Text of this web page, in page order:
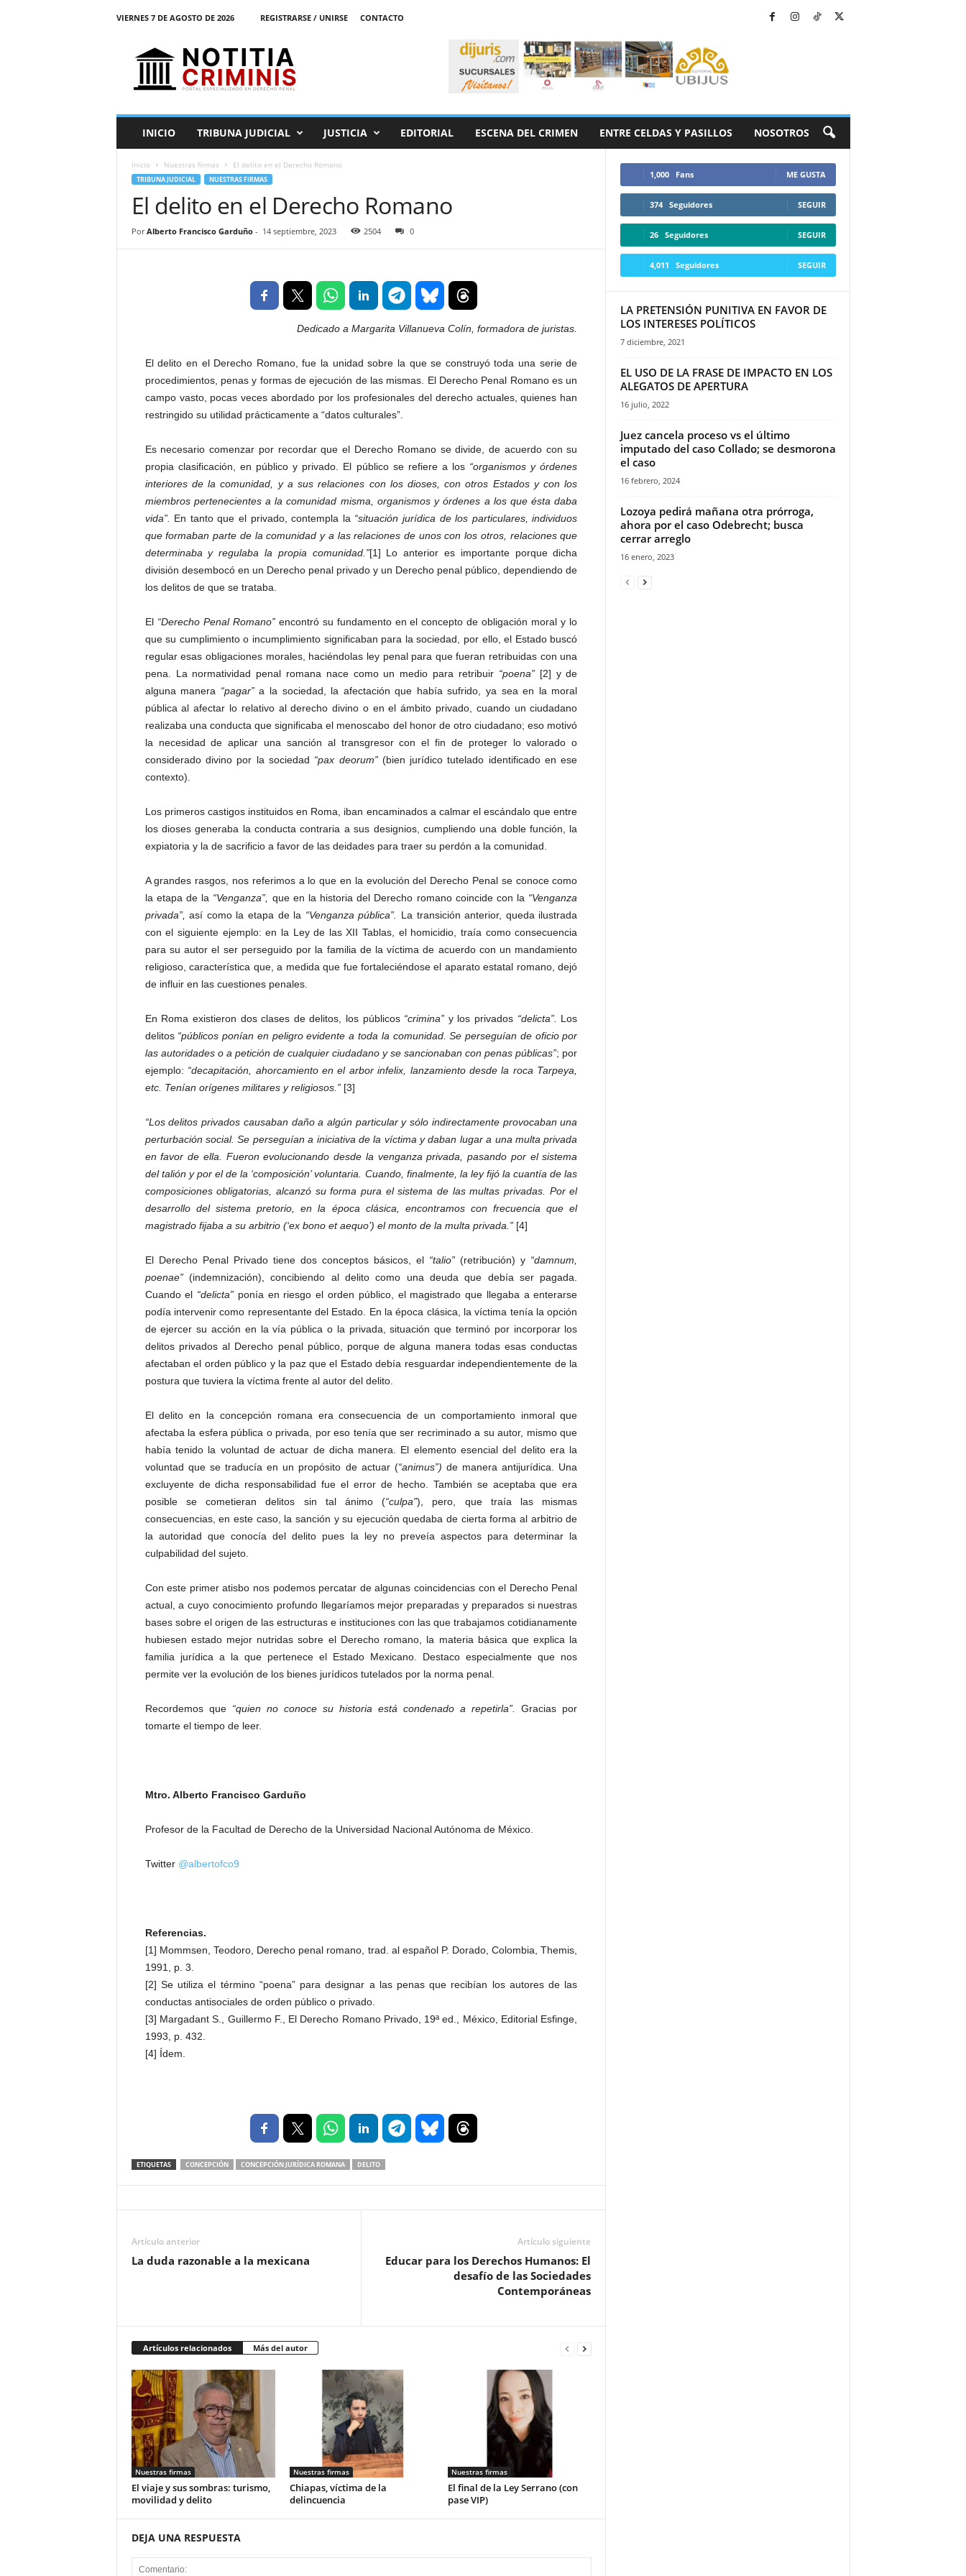
VIERNES 7 DE AGOSTO DE 2026 REGISTRARSE / UNIRSE
CONTACTO
INICIO TRIBUNA JUDICIAL JUSTICIA EDITORIAL ESCENA DEL CRIMEN ENTRE CELDAS Y PASILLOS NOSOTROS
Inicio Nuestras firmas El delito en el Derecho Romano
TRIBUNA JUDICIAL NUESTRAS FIRMAS
El delito en el Derecho Romano
Por Alberto Francisco Garduño- 14 septiembre, 2023 2504 0
Dedicado a Margarita Villanueva Colín, formadora de juristas.
El delito en el Derecho Romano, fue la unidad sobre la que se construyó toda una serie de
procedimientos, penas y formas de ejecución de las mismas. El Derecho Penal Romano es un
campo vasto, pocas veces abordado por los profesionales del derecho actuales, quienes han
restringido su utilidad prácticamente a “datos culturales”.
Es necesario comenzar por recordar que el Derecho Romano se divide, de acuerdo con su
propia clasificación, en público y privado. El público se refiere a los “organismos y órdenes
interiores de la comunidad, y a sus relaciones con los dioses, con otros Estados y con los
miembros pertenecientes a la comunidad misma, organismos y órdenes a los que ésta daba
vida”.
En tanto que el privado, contempla la “situación jurídica de los particulares, individuos
que formaban parte de la comunidad y a las relaciones de unos con los otros, relaciones que
determinaba y regulaba la propia comunidad.”[1] Lo anterior es importante porque dicha
división desembocó en un Derecho penal privado y un Derecho penal público, dependiendo de
los delitos de que se trataba.
El “Derecho Penal Romano”encontró su fundamento en el concepto de obligación moral y lo
que su cumplimiento o incumplimiento significaban para la sociedad, por ello, el Estado buscó
regular esas obligaciones morales, haciéndolas ley penal para que fueran retribuidas con una
pena. La normatividad penal romana nace como un medio para retribuir “poena” [2] y de
alguna manera “pagar”a la sociedad, la afectación que había sufrido, ya sea en la moral
pública al afectar lo relativo al derecho divino o en el ámbito privado, cuando un ciudadano
realizaba una conducta que significaba el menoscabo del honor de otro ciudadano; eso motivó
la necesidad de aplicar una sanción al transgresor con el fin de proteger lo valorado o
considerado divino por la sociedad “pax deorum”(bien jurídico tutelado identificado en ese
contexto).
Los primeros castigos instituidos en Roma, iban encaminados a calmar el escándalo que entre
los dioses generaba la conducta contraria a sus designios, cumpliendo una doble función, la
expiatoria y la de sacrificio a favor de las deidades para traer su perdón a la comunidad.
A grandes rasgos, nos referimos a lo que en la evolución del Derecho Penal se conoce como
la etapa de la “Venganza”, que en la historia del Derecho romano coincide con la “Venganza
privada”, así como la etapa de la “Venganza pública”.
La transición anterior, queda ilustrada
con el siguiente ejemplo: en la Ley de las XII Tablas, el homicidio, traía como consecuencia
para su autor el ser perseguido por la familia de la víctima de acuerdo con un mandamiento
religioso, característica que, a medida que fue fortaleciéndose el aparato estatal romano, dejó
de influir en las cuestiones penales.
En Roma existieron dos clases de delitos, los públicos “crimina” y los privados “delicta”.
Los
delitos “públicos ponían en peligro evidente a toda la comunidad. Se perseguían de oficio por
las autoridades o a petición de cualquier ciudadano y se sancionaban con penas públicas”; por
ejemplo: “decapitación, ahorcamiento en el arbor infelix, lanzamiento desde la roca Tarpeya,
etc. Tenían orígenes militares y religiosos.”[3]
“Los delitos privados causaban daño a algún particular y sólo indirectamente provocaban una
perturbación social. Se perseguían a iniciativa de la víctima y daban lugar a una multa privada
en favor de ella. Fueron evolucionando desde la venganza privada, pasando por el sistema
del talión y por el de la ‘composición’ voluntaria. Cuando, finalmente, la ley fijó la cuantía de las
composiciones obligatorias, alcanzó su forma pura el sistema de las multas privadas. Por el
desarrollo del sistema pretorio, en la época clásica, encontramos con frecuencia que el
magistrado fijaba a su arbitrio (‘ex bono et aequo’) el monto de la multa privada.”[4]
El Derecho Penal Privado tiene dos conceptos básicos, el “talio” (retribución) y “damnum,
poenae”(indemnización), concibiendo al delito como una deuda que debía ser pagada.
Cuando el “delicta” ponía en riesgo el orden público, el magistrado que llegaba a enterarse
podía intervenir como representante del Estado. En la época clásica, la víctima tenía la opción
de ejercer su acción en la vía pública o la privada, situación que terminó por incorporar los
delitos privados al Derecho penal público, porque de alguna manera todas esas conductas
afectaban el orden público y la paz que el Estado debía resguardar independientemente de la
postura que tuviera la víctima frente al autor del delito.
El delito en la concepción romana era consecuencia de un comportamiento inmoral que
afectaba la esfera pública o privada, por eso tenía que ser recriminado a su autor, mismo que
había tenido la voluntad de actuar de dicha manera. El elemento esencial del delito era la
voluntad que se traducía en un propósito de actuar (“animus”) de manera antijurídica. Una
excluyente de dicha responsabilidad fue el error de hecho. También se aceptaba que era
posible se cometieran delitos sin tal ánimo (“culpa”), pero, que traía las mismas
consecuencias, en este caso, la sanción y su ejecución quedaba de cierta forma al arbitrio de
la autoridad que conocía del delito pues la ley no preveía aspectos para determinar la
culpabilidad del sujeto.
Con este primer atisbo nos podemos percatar de algunas coincidencias con el Derecho Penal
actual, a cuyo conocimiento profundo llegaríamos mejor preparadas y preparados si nuestras
bases sobre el origen de las estructuras e instituciones con las que trabajamos cotidianamente
hubiesen estado mejor nutridas sobre el Derecho romano, la materia básica que explica la
familia jurídica a la que pertenece el Estado Mexicano. Destaco especialmente que nos
permite ver la evolución de los bienes jurídicos tutelados por la norma penal.
Recordemos que “quien no conoce su historia está condenado a repetirla”.
Gracias por
tomarte el tiempo de leer.
Mtro. Alberto Francisco Garduño
Profesor de la Facultad de Derecho de la Universidad Nacional Autónoma de México.
Twitter @albertofco9
Referencias.
[1] Mommsen, Teodoro, Derecho penal romano, trad. al español P. Dorado, Colombia, Themis,
1991, p. 3.
[2] Se utiliza el término “poena” para designar a las penas que recibían los autores de las
conductas antisociales de orden público o privado.
[3] Margadant S., Guillermo F., El Derecho Romano Privado, 19ª ed., México, Editorial Esfinge,
1993, p. 432.
[4] Ídem.
ETIQUETAS CONCEPCIÓN CONCEPCIÓN JURÍDICA ROMANA DELITO
Artículo anterior
La duda razonable a la mexicana
Artículo siguiente
Educar para los Derechos Humanos: El
desafío de las Sociedades
Contemporáneas
Artículos relacionados Más del autor
Nuestras firmas
El viaje y sus sombras: turismo,
movilidad y delito
Nuestras firmas
Chiapas, víctima de la
delincuencia
Nuestras firmas
El final de la Ley Serrano (con
pase VIP)
DEJA UNA RESPUESTA
1,000 Fans ME GUSTA
374 Seguidores SEGUIR
26 Seguidores SEGUIR
4,011 Seguidores SEGUIR
LA PRETENSIÓN PUNITIVA EN FAVOR DE
LOS INTERESES POLÍTICOS
7 diciembre, 2021
EL USO DE LA FRASE DE IMPACTO EN LOS
ALEGATOS DE APERTURA
16 julio, 2022
Juez cancela proceso vs el último
imputado del caso Collado; se desmorona
el caso
16 febrero, 2024
Lozoya pedirá mañana otra prórroga,
ahora por el caso Odebrecht; busca
cerrar arreglo
16 enero, 2023